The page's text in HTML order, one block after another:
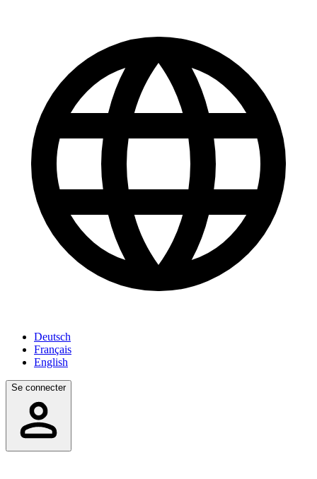
Deutsch
Français
English
Se connecter